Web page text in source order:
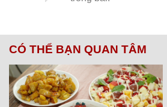
CÓ THỂ BẠN QUAN TÂM